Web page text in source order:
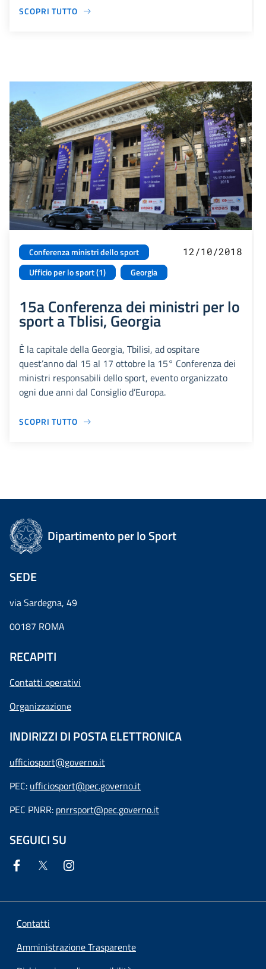
SCOPRI TUTTO
Conferenza ministri dello sport
Ufficio per lo sport (1)
Georgia
12/10/2018
15a Conferenza dei ministri per lo
sport a Tblisi, Georgia
È la capitale della Georgia, Tbilisi, ad ospitare
quest’anno dal 15 al 17 ottobre la 15° Conferenza dei
ministri responsabili dello sport, evento organizzato
ogni due anni dal Consiglio d’Europa.
SCOPRI TUTTO
Dipartimento per lo Sport
SEDE
via Sardegna, 49
00187 ROMA
RECAPITI
Contatti operativi
Organizzazione
INDIRIZZI DI POSTA ELETTRONICA
ufficiosport@governo.it
PEC: ufficiosport@pec.governo.it
PEC PNRR: pnrrsport@pec.governo.it
SEGUICI SU
Contatti
Amministrazione Trasparente